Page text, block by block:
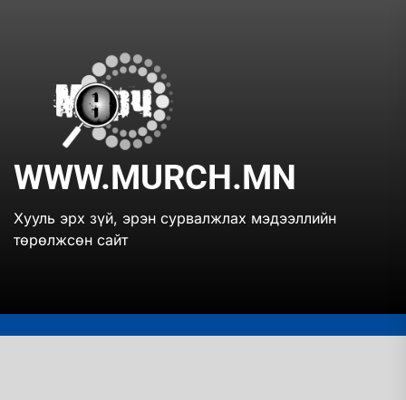
WWW.MURCH.MN
Хууль эрх зүй, эрэн сурвалжлах мэдээллийн
төрөлжсөн сайт